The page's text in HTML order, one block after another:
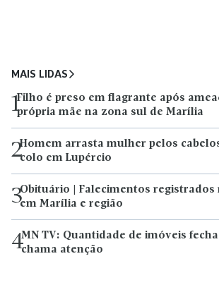
MAIS LIDAS
1Filho é preso em flagrante após
própria mãe na zona sul de Marília
2Homem arrasta mulher pelos
colo em Lupércio
3Obituário | Falecimentos registrados
em Marília e região
4MN TV: Quantidade de imóveis
chama atenção